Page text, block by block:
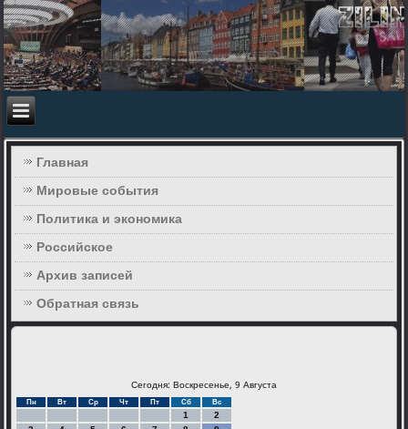
Главная
Мировые события
Политика и экономика
Российское
Архив записей
Обратная связь
Сегодня: Воскресенье, 9 Августа
Пн Вт Ср Чт Пт Сб Вс
1
2